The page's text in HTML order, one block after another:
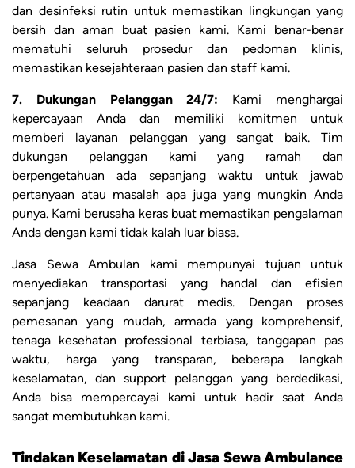
dan desinfeksi rutin untuk memastikan lingkungan yang
bersih dan aman buat pasien kami. Kami benar-benar
mematuhi seluruh prosedur dan pedoman klinis,
memastikan kesejahteraan pasien dan staff kami.
7. Dukungan Pelanggan 24/7: Kami menghargai
kepercayaan Anda dan memiliki komitmen untuk
memberi layanan pelanggan yang sangat baik. Tim
dukungan pelanggan kami yang ramah dan
berpengetahuan ada sepanjang waktu untuk jawab
pertanyaan atau masalah apa juga yang mungkin Anda
punya. Kami berusaha keras buat memastikan pengalaman
Anda dengan kami tidak kalah luar biasa.
Jasa Sewa Ambulan kami mempunyai tujuan untuk
menyediakan transportasi yang handal dan efisien
sepanjang keadaan darurat medis. Dengan proses
pemesanan yang mudah, armada yang komprehensif,
tenaga kesehatan professional terbiasa, tanggapan pas
waktu, harga yang transparan, beberapa langkah
keselamatan, dan support pelanggan yang berdedikasi,
Anda bisa mempercayai kami untuk hadir saat Anda
sangat membutuhkan kami.
Tindakan Keselamatan di Jasa Sewa Ambulance